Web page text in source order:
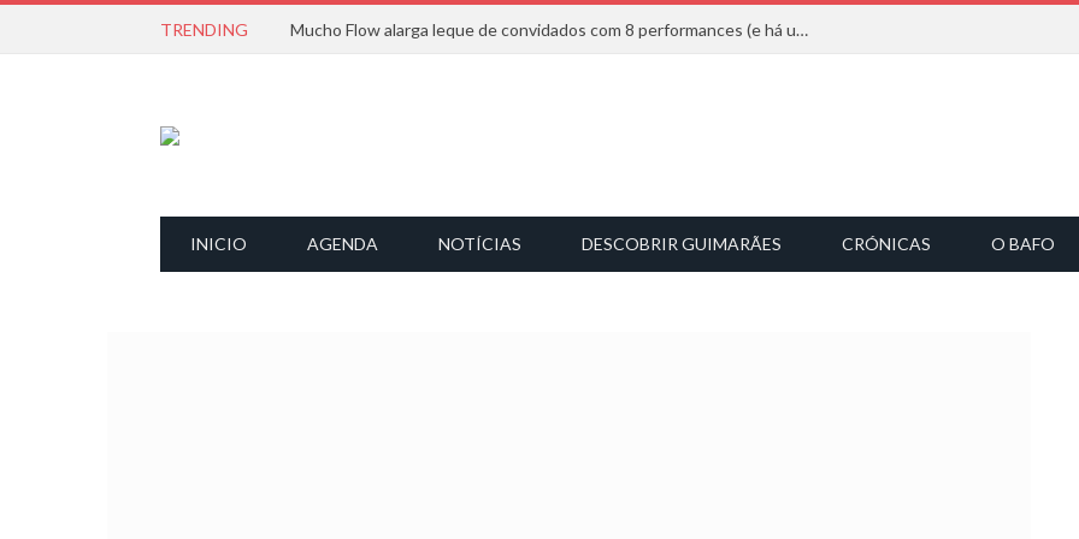
TRENDING Mucho Flow alarga leque de convidados com 8 performances (e há uma saída)
INICIO AGENDA NOTÍCIAS DESCOBRIR GUIMARÃES CRÓNICAS O BAFO